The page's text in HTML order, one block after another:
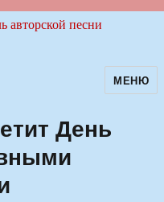
авторскойМЕНЮ
День